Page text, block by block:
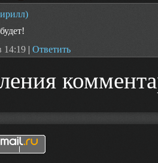
14:19 | Ответить